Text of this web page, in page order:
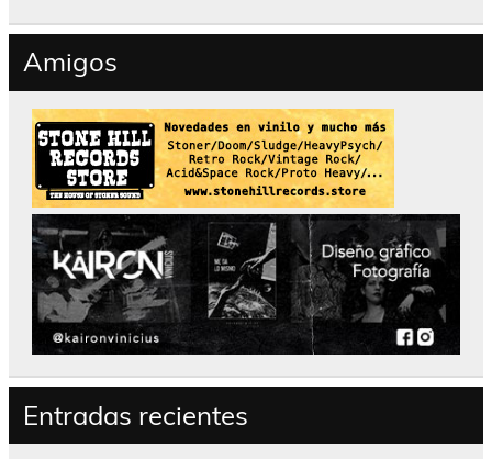
Amigos
Entradas recientes